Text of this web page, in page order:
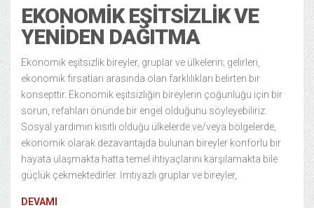
EKONOMIK EŞITSIZLIK VE
YENIDEN DAĞITMA
Ekonomik eşitsizlik bireyler, gruplar ve ülkelerin; gelirleri,
ekonomik fırsatları arasında olan farklılıkları belirten bir
konsepttir. Ekonomik eşitsizliğin bireylerin çoğunluğu için bir
sorun, refahları önünde bir engel olduğunu söyleyebiliriz.
Sosyal yardımın kısıtlı olduğu ülkelerde ve/veya bölgelerde,
ekonomik olarak dezavantajda bulunan bireyler konforlu bir
hayata ulaşmakta hatta temel ihtiyaçlarını karşılamakta bile
güçlük çekmektedirler. İmtiyazlı gruplar ve bireyler,
DEVAMI